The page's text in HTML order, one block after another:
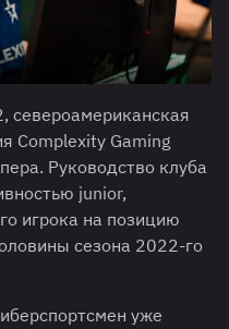
североамериканская
Complexity Gaming
Руководство клуба
junior,
игрока на позицию
сезона 2022-го
уже